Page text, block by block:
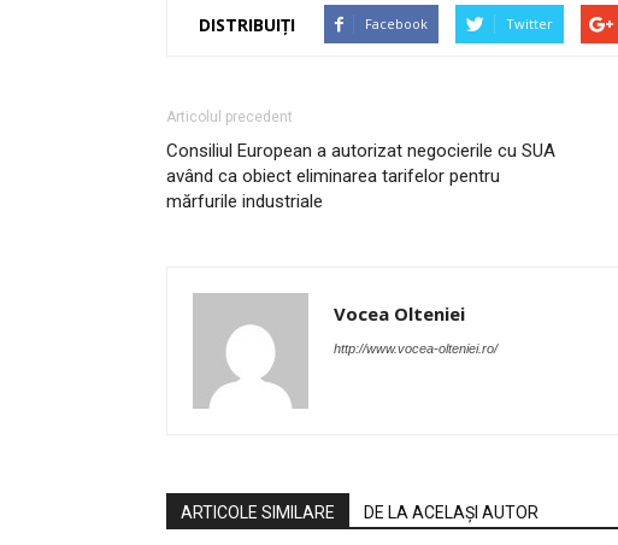
DISTRIBUIȚI Facebook Twitter
Articolul precedent
Consiliul European a autorizat negocierile cu SUA
având ca obiect eliminarea tarifelor pentru
mărfurile industriale
Vocea Olteniei
http://www.vocea-olteniei.ro/
ARTICOLE SIMILARE DE LA ACELAȘI AUTOR